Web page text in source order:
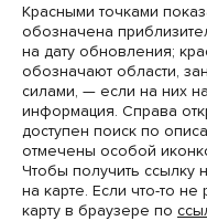
Красными точками
обозначена
на дату обновления;
обозначают области,
силами, — если на них
информация. Справа
доступен поиск по
отмечены особой
Чтобы получить ссылку
на карте. Если что-то
карту в браузере по